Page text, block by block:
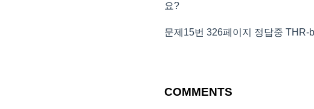
요?
문제15번 326페이지 정답중
COMMENTS